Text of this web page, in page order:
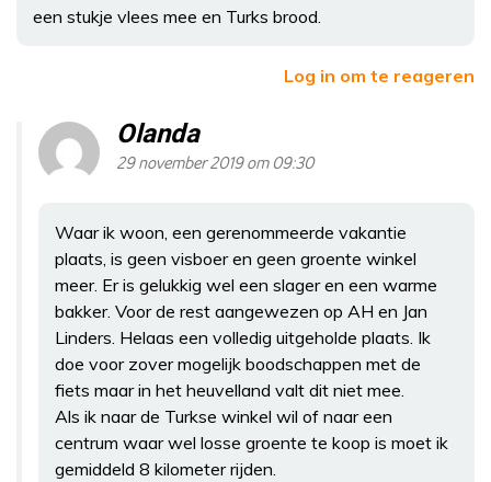
een stukje vlees mee en Turks brood.
Log in om te reageren
Olanda
29 november 2019 om 09:30
Waar ik woon, een gerenommeerde vakantie
plaats, is geen visboer en geen groente winkel
meer. Er is gelukkig wel een slager en een warme
bakker. Voor de rest aangewezen op AH en Jan
Linders. Helaas een volledig uitgeholde plaats. Ik
doe voor zover mogelijk boodschappen met de
fiets maar in het heuvelland valt dit niet mee.
Als ik naar de Turkse winkel wil of naar een
centrum waar wel losse groente te koop is moet ik
gemiddeld 8 kilometer rijden.